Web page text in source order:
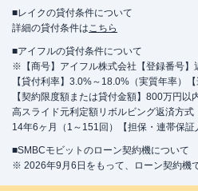
■レイクの貸付条件について
詳細の貸付条件はこちら
■アイフルの貸付条件について
※【商号】アイフル株式会社【登録番号
【貸付利率】3.0%～18.0%（実質年率）
【契約限度額または貸付金額】800万円
高スライド元利定額リボルビング返済方
14年6ヶ月（1～151回）【担保・連帯保証
■SMBCモビットのローン契約機について
※ 2026年9月6日をもって、ローン契約機